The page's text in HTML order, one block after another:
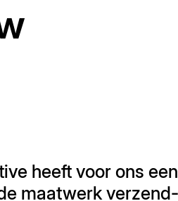
heeft voor ons
maatwerk